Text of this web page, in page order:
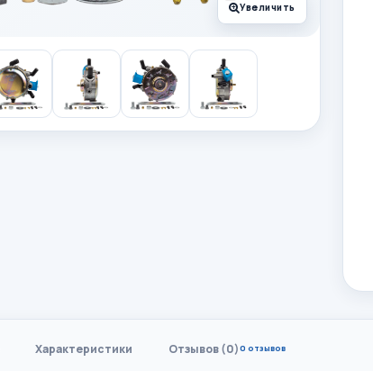
Увеличить
Характеристики Отзывов (0)0 отзывов